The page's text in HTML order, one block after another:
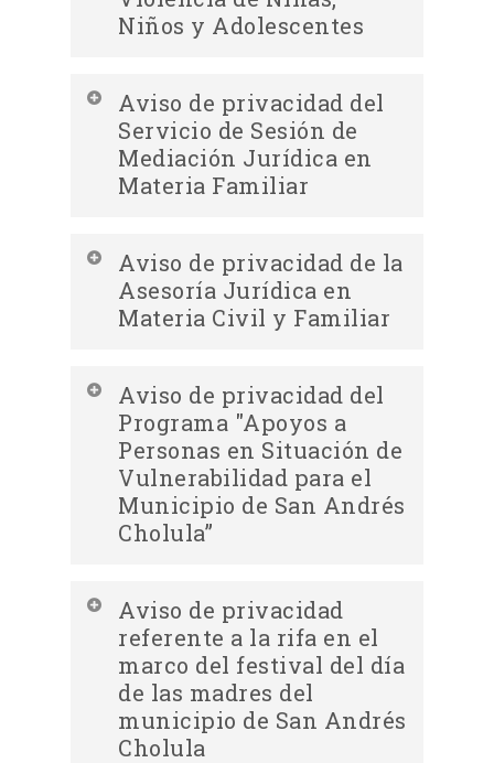
Y CONSUMO DE SUSTANCIAS
Descargar Aviso de privacidad
VIOLENCIA Y CONSUMO DE
SUSTANCIAS
Niños y Adolescentes
Descargar Aviso de privacidad
integral de la Atención a Reportes de
Violencia de Niñas, Niños y
Adolescentes
Descargar Aviso de privacidad
Reportes de Violencia de Niñas, Niños
y Adolescentes
Aviso de privacidad del
Servicio de Sesión de
Mediación Jurídica en
Materia Familiar
Descargar Aviso de privacidad
integral del Servicio de Sesión de
Mediación Jurídica en Materia
Descargar Aviso de privacidad
simplificado del Servicio de Sesión de
Aviso de privacidad de la
Asesoría Jurídica en
Materia Civil y Familiar
Descargar Aviso de privacidad
integral de la Asesoría Jurídica en
Materia Civil y Familiar
Descargar Aviso de privacidad
simplificado de la Asesoría Jurídica
en Materia Civil y Familiar
Aviso de privacidad del
Programa "Apoyos a
Personas en Situación de
Vulnerabilidad para el
Municipio de San Andrés
Cholula”
Descargar Aviso de privacidad
integral del Programa "Apoyos a
Personas en Situación de
Vulnerabilidad para el Municipio de
San Andrés Cholula”
Aviso de privacidad
referente a la rifa en el
marco del festival del día
de las madres del
municipio de San Andrés
Cholula